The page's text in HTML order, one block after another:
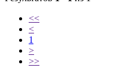
<<
<
1
>
>>